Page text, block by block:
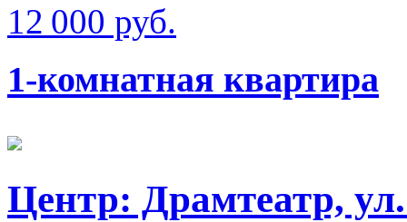
12 000 руб.
1-комнатная квартира
Центр: Драмтеатр,